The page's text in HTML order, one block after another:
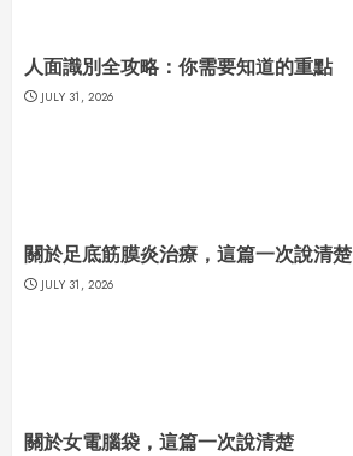
人面識別全攻略：你需要知道的重點
JULY 31, 2026
關於足底筋膜炎治療，這篇一次說清楚
JULY 31, 2026
關於女電腦袋，這篇一次說清楚